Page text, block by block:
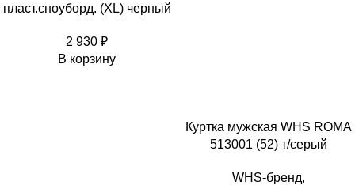
пласт.сноуборд. (XL) черный
2 930 ₽
В корзину
Куртка мужская WHS ROMA
513001 (52) т/серый
WHS-бренд,